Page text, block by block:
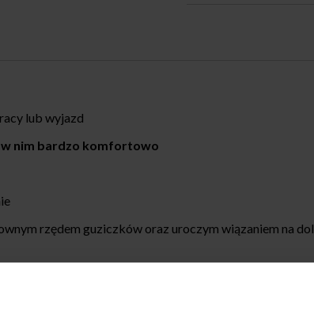
lub wyjazd
w nim bardzo komfortowo
rzędem guziczków oraz uroczym wiązaniem na